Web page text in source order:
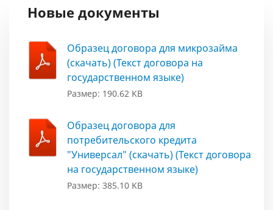
Новые документы
Образец договора для микрозайма
(скачать) (Текст договора на
государственном языке)
Размер: 190.62 KB
Образец договора для
потребительского кредита
"Универсал" (скачать) (Текст договора
на государственном языке)
Размер: 385.10 KB